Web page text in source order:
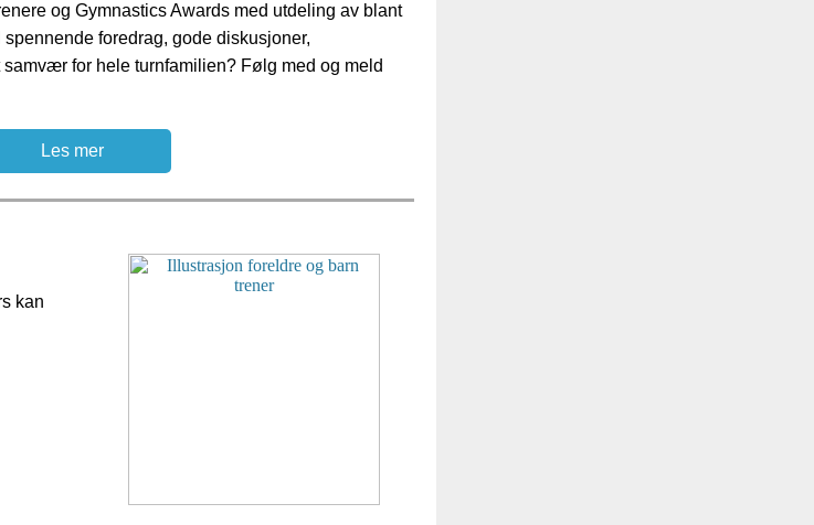
og Gymnastics Awards med utdeling av blant
foredrag, gode diskusjoner,
for hele turnfamilien? Følg med og meld
Les mer
kan